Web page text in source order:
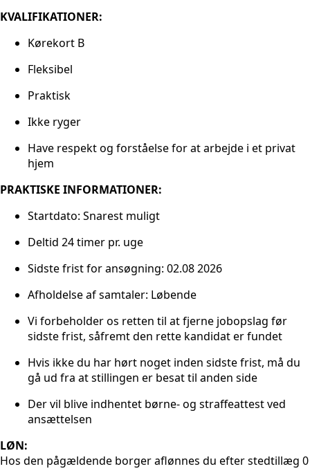
KVALIFIKATIONER:
Kørekort B
Fleksibel
Praktisk
Ikke ryger
Have respekt og forståelse for at arbejde i et privat
hjem
PRAKTISKE INFORMATIONER:
Startdato: Snarest muligt
Deltid 24 timer pr. uge
Sidste frist for ansøgning: 02.08 2026
Afholdelse af samtaler: Løbende
Vi forbeholder os retten til at fjerne jobopslag før
sidste frist, såfremt den rette kandidat er fundet
Hvis ikke du har hørt noget inden sidste frist, må du
gå ud fra at stillingen er besat til anden side
Der vil blive indhentet børne- og straffeattest ved
ansættelsen
LØN:
Hos den pågældende borger aflønnes du efter stedtillæg 0